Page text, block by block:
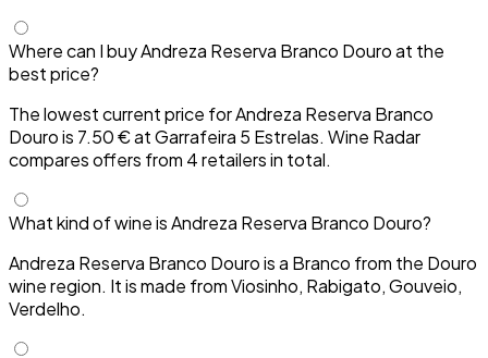
Where can I buy Andreza Reserva Branco Douro at the
best price?
The lowest current price for Andreza Reserva Branco
Douro is 7.50 € at Garrafeira 5 Estrelas. Wine Radar
compares offers from 4 retailers in total.
What kind of wine is Andreza Reserva Branco Douro?
Andreza Reserva Branco Douro is a Branco from the Douro
wine region. It is made from Viosinho, Rabigato, Gouveio,
Verdelho.